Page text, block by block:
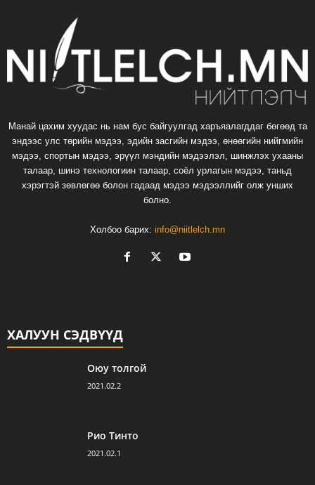
Манай цахим хуудас нь нам бус байгуулгад харъяалагддаг бөгөөд та
эндээс улс төрийн мэдээ, эдийн засгийн мэдээ, өнөөгийн нийгмийн
мэдээ, спортын мэдээ, эрүүл мэндийн мэдээлэл, шинжлэх ухааны
талаар, шинэ технологиин талаар, соёл урлагын мэдээ, таньд
хэрэгтэй зөвлөгөө болон гадаад мэдээ мэдээллийг олж унших
болно.
Холбоо барих: info@niitlelch.mn
ХАЛУУН СЭДВҮҮД
Оюу толгой
2021.02.2
Рио Тинто
2021.02.1